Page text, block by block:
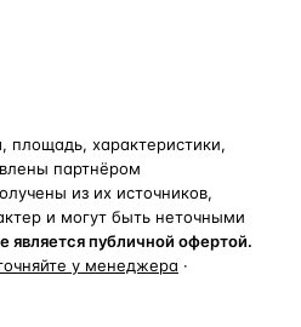
площадь, характеристики,
партнёром
из их источников,
и могут быть неточными
является публичной офертой.
у менеджера ·